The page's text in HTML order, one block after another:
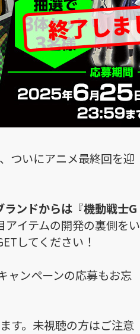
ついにアニメ最終回を迎
ンドからは『機動戦士G
イテムの開発の裏側をい
してください！
ャンペーンの応募もお忘
す。未視聴の方はご注意